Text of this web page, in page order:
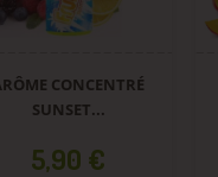
ARÔME
MAGIC BEACH...